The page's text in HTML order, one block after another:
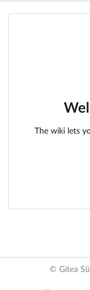
The wiki lets
© Gitea